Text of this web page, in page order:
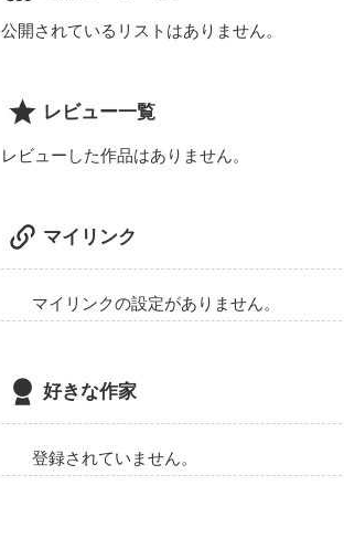
週に最低でも１回は更新しますので、読んで
ご意見・ご感想などもお待ちしております！
公開されているリストはありません。
レビュー一覧
レビューした作品はありません。
マイリンク
マイリンクの設定がありません。
好きな作家
登録されていません。